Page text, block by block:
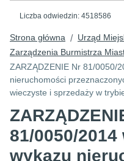
Liczba odwiedzin: 4518586
Strona główna / Urząd
Zarządzenia Burmistrza
ZARZĄDZENIE Nr 81/0050/
nieruchomości
wieczyste i sprzedaży
81/0050/
wykazu